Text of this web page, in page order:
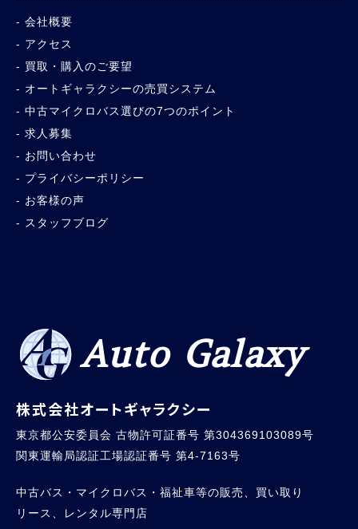
会社概要
アクセス
買取・購入のご要望
オートギャラクシーの売買システム
中古マイクロバス選びの7つのポイント
求人募集
お問い合わせ
プライバシーポリシー
お客様の声
スタッフブログ
Auto Galaxy
株式会社オートギャラクシー
東京都公安委員会 古物許可証番号 第304369103089号
関東運輸局認証工場認証番号 第4-7163号
中古バス・マイクロバス・福祉車等の販売、買い取り
リース、レンタル専門店